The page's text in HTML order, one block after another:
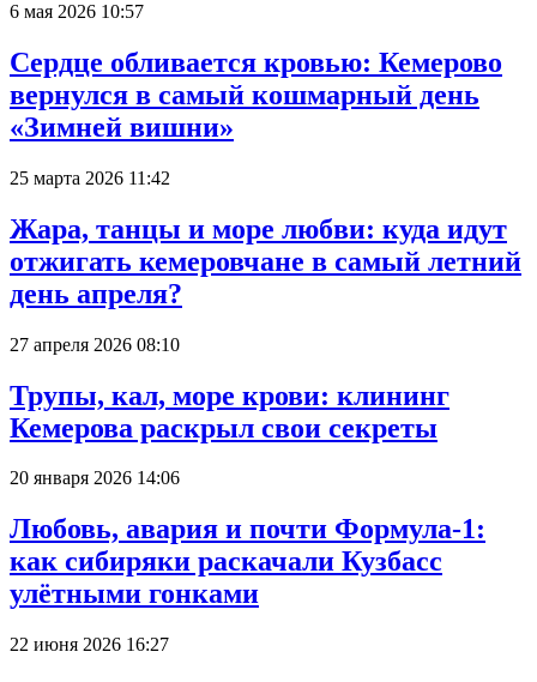
6 мая 2026 10:57
Сердце обливается кровью: Кемерово
вернулся в самый кошмарный день
«Зимней вишни»
25 марта 2026 11:42
Жара, танцы и море любви: куда идут
отжигать кемеровчане в самый летний
день апреля?
27 апреля 2026 08:10
Трупы, кал, море крови: клининг
Кемерова раскрыл свои секреты
20 января 2026 14:06
Любовь, авария и почти Формула-1:
как сибиряки раскачали Кузбасс
улётными гонками
22 июня 2026 16:27